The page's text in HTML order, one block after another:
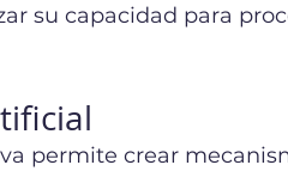
su capacidad para
permite crear